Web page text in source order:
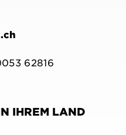
62816
IHREM LAND